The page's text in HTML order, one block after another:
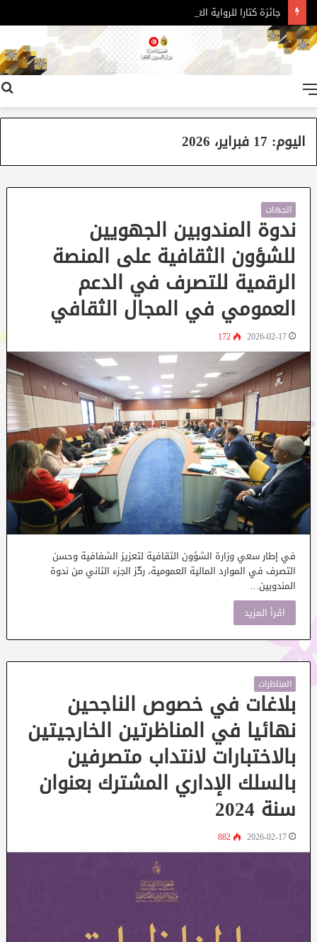
جائزة كتارا للرواية العربية – الدورة 11
اليوم: 17 فبراير، 2026
الجهات
ندوة المندوبين الجهويين
للشؤون الثقافية على المنصة
الرقمية للتصرف في الدعم
العمومي في المجال الثقافي
2026-02-17
172
في إطار سعي وزارة الشؤون الثقافية لتعزيز الشفافية وحسن
التصرف في الموارد المالية العمومية، ركّز الجزء الثاني من ندوة
المندوبين…
اقرأ المزيد
المناظرات
بلاغات في خصوص الناجحين
نهائيا في المناظرتين الخارجيتين
بالاختبارات لانتداب متصرفين
بالسلك الإداري المشترك بعنوان
سنة 2024
2026-02-17
882